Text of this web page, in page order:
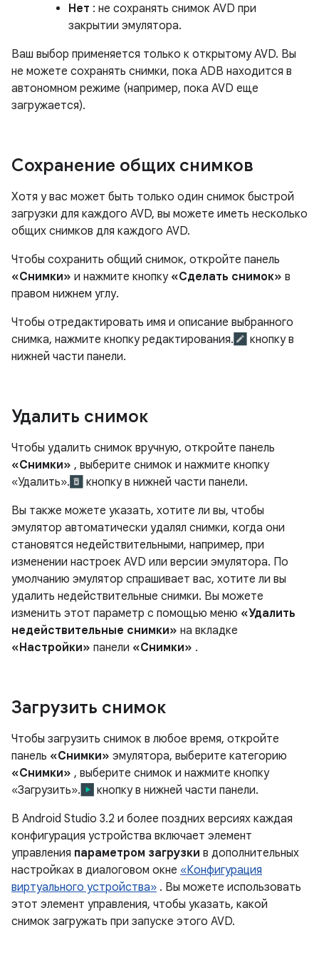
Нет : не сохранять снимок AVD при
закрытии эмулятора.
Ваш выбор применяется только к открытому AVD. Вы
не можете сохранять снимки, пока ADB находится в
автономном режиме (например, пока AVD еще
загружается).
Сохранение общих снимков
Хотя у вас может быть только один снимок быстрой
загрузки для каждого AVD, вы можете иметь несколько
общих снимков для каждого AVD.
Чтобы сохранить общий снимок, откройте панель
«Снимки» и нажмите кнопку «Сделать снимок» в
правом нижнем углу.
Чтобы отредактировать имя и описание выбранного
снимка, нажмите кнопку редактирования.
кнопку в
нижней части панели.
Удалить снимок
Чтобы удалить снимок вручную, откройте панель
«Снимки» , выберите снимок и нажмите кнопку
«Удалить».
кнопку в нижней части панели.
Вы также можете указать, хотите ли вы, чтобы
эмулятор автоматически удалял снимки, когда они
становятся недействительными, например, при
изменении настроек AVD или версии эмулятора. По
умолчанию эмулятор спрашивает вас, хотите ли вы
удалить недействительные снимки. Вы можете
изменить этот параметр с помощью меню «Удалить
недействительные снимки» на вкладке
«Настройки» панели «Снимки» .
Загрузить снимок
Чтобы загрузить снимок в любое время, откройте
панель «Снимки» эмулятора, выберите категорию
«Снимки» , выберите снимок и нажмите кнопку
«Загрузить».
кнопку в нижней части панели.
В Android Studio 3.2 и более поздних версиях каждая
конфигурация устройства включает элемент
управления параметром загрузки в дополнительных
настройках в диалоговом окне «Конфигурация
виртуального устройства» . Вы можете использовать
этот элемент управления, чтобы указать, какой
снимок загружать при запуске этого AVD.